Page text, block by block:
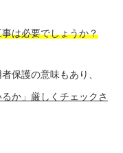
は必要でしょうか？
保護の意味もあり、
か」厳しくチェックさ